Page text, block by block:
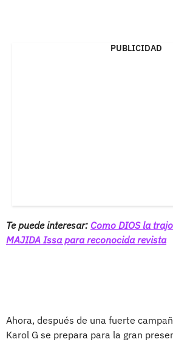
PUBLICIDAD
Te puede interesar: Como DIOS la
MAJIDA Issa para reconocida revista
Ahora, después de una fuerte
Karol G se prepara para la gran